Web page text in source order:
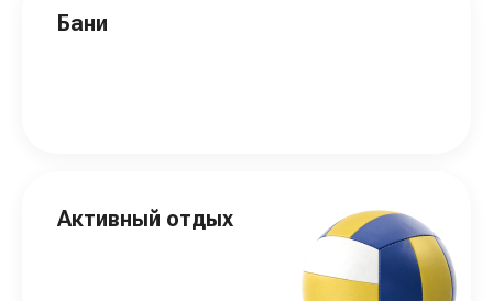
Бани
Активный отдых